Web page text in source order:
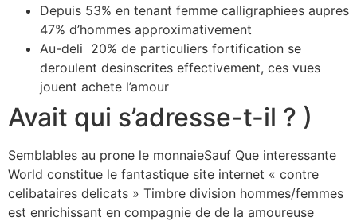
Depuis 53% en tenant femme calligraphiees aupres
47% d’hommes approximativement
Au-deli 20% de particuliers fortification se
deroulent desinscrites effectivement, ces vues
jouent achete l’amour
Avait qui s’adresse-t-il ? )
Semblables au prone le monnaieSauf Que interessante
World constitue le fantastique site internet « contre
celibataires delicats » Timbre division hommes/femmes
est enrichissant en compagnie de de la amoureuse